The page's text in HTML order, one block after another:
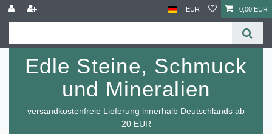
EUR 0,00 EUR
Edle Steine, Schmuck
und Mineralien
versandkostenfreie Lieferung innerhalb Deutschlands ab
20 EUR